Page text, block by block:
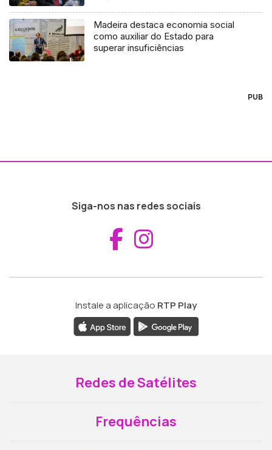
Madeira destaca economia social
como auxiliar do Estado para
superar insuficiências
PUB
Siga-nos nas redes sociais
Aceder ao
Instale a aplicação RTP Play
Redes de Satélites
Frequências